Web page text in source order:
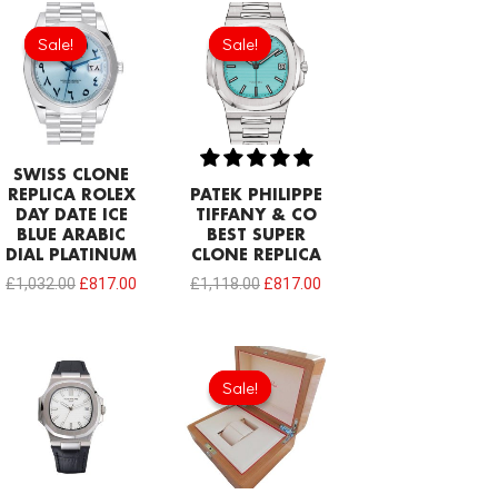
Sale!
Sale!
SWISS CLONE
REPLICA ROLEX
DAY DATE ICE
BLUE ARABIC
DIAL PLATINUM
£1,032.00
Original
price
was:
£1,032.00.
£817.00
Sale!
Sale!
PATEK PHILIPPE
TIFFANY & CO
BEST SUPER
CLONE REPLICA
£1,118.00
Original
price
was:
£1,118.00.
£817.00
Sale!
Sale!
Original
price
was:
£146.20.
Current
price
is: